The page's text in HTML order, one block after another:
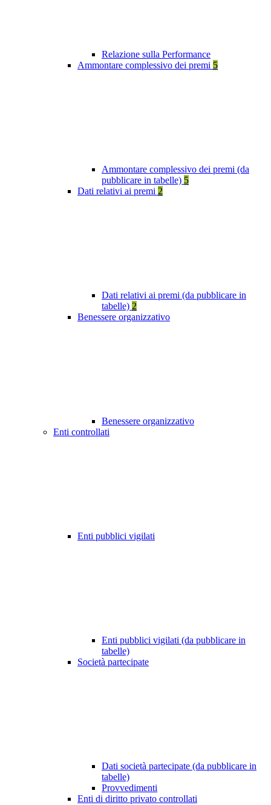
Relazione sulla Performance
Ammontare complessivo dei premi 5
Ammontare complessivo dei premi (da
pubblicare in tabelle) 5
Dati relativi ai premi 2
Dati relativi ai premi (da pubblicare in
tabelle) 2
Benessere organizzativo
Benessere organizzativo
Enti controllati
Enti pubblici vigilati
Enti pubblici vigilati (da pubblicare in
tabelle)
Società partecipate
Dati società partecipate (da pubblicare in
tabelle)
Provvedimenti
Enti di diritto privato controllati